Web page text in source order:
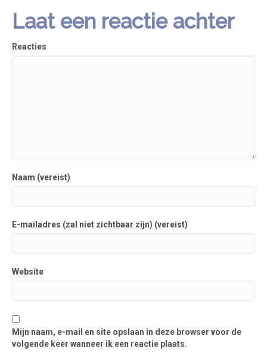
Laat een reactie achter
Reacties
Naam (vereist)
E-mailadres (zal niet zichtbaar zijn) (vereist)
Website
Mijn naam, e-mail en site opslaan in deze browser voor de
volgende keer wanneer ik een reactie plaats.